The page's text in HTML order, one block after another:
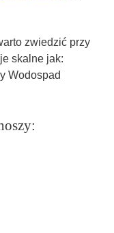
zwiedzić przy
skalne jak:
Wodospad